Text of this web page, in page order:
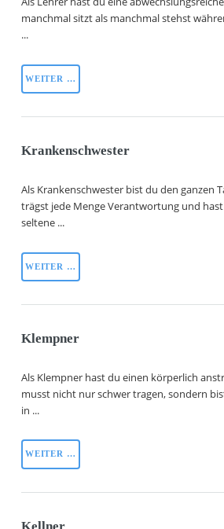
manchmal sitzt als manchmal stehst
...
WEITER …
Krankenschwester
Als Krankenschwester bist du den ganzen
trägst jede Menge Verantwortung und
seltene ...
WEITER …
Klempner
Als Klempner hast du einen körperlich
musst nicht nur schwer tragen, sondern
in ...
WEITER …
Kellner